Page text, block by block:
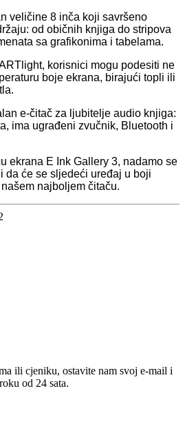
veličine 8 inča koji savršeno
od običnih knjiga do stripova
sa grafikonima i tabelama.
korisnici mogu podesiti ne
boje ekrana, birajući topli ili
e-čitač za ljubitelje audio knjiga:
ima ugrađeni zvučnik, Bluetooth i
ekrana E Ink Gallery 3, nadamo se
da će se sljedeći uređaj u boji
najboljem čitaču.
ili cjeniku, ostavite nam svoj e-mail i
od 24 sata.